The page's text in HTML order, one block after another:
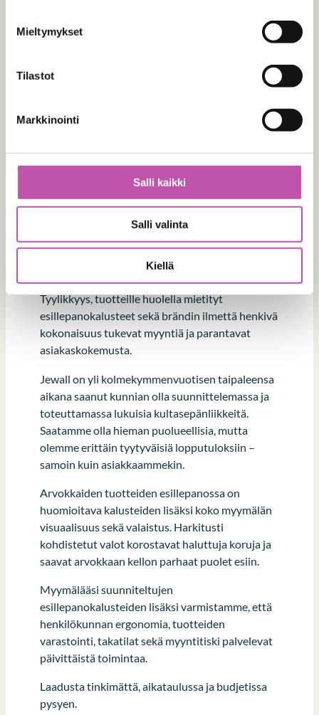
Mieltymykset
Tilastot
Markkinointi
Salli kaikki
Salli valinta
Kiellä
ansaitsevat
arvoisensa
esillepanon
Kultasepänliikkeen kalustaminen vaatii
suunnittelijalta ymmärrystä toimialasta.
Tyylikkyys, tuotteille huolella mietityt
esillepanokalusteet sekä brändin ilmettä henkivä
kokonaisuus tukevat myyntiä ja parantavat
asiakaskokemusta.
Jewall on yli kolmekymmenvuotisen taipaleensa
aikana saanut kunnian olla suunnittelemassa ja
toteuttamassa lukuisia kultasepänliikkeitä.
Saatamme olla hieman puolueellisia, mutta
olemme erittäin tyytyväisiä lopputuloksiin –
samoin kuin asiakkaammekin.
Arvokkaiden tuotteiden esillepanossa on
huomioitava kalusteiden lisäksi koko myymälän
visuaalisuus sekä valaistus. Harkitusti
kohdistetut valot korostavat haluttuja koruja ja
saavat arvokkaan kellon parhaat puolet esiin.
Myymälääsi suunniteltujen
esillepanokalusteiden lisäksi varmistamme, että
henkilökunnan ergonomia, tuotteiden
varastointi, takatilat sekä myyntitiski palvelevat
päivittäistä toimintaa.
Laadusta tinkimättä, aikataulussa ja budjetissa
pysyen.